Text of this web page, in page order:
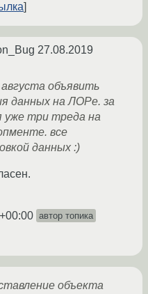
27.08.2019
объявить
данных на ЛОРе. за
уже три треда на
все
данных :)
автор топика
объекта